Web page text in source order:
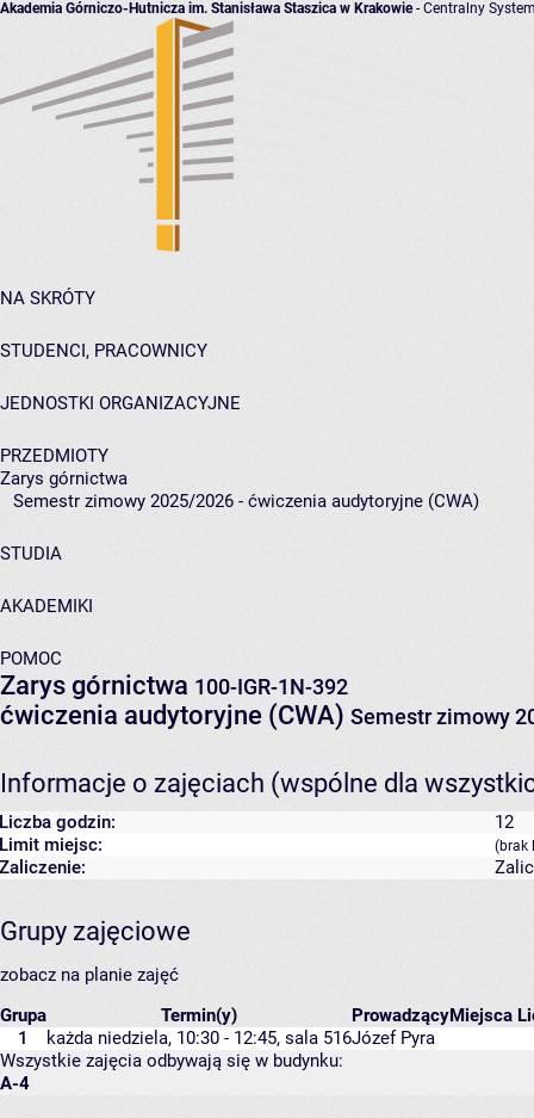
Akademia Górniczo-Hutnicza im. Stanisława Staszica w Krakowie- Centralny
NA SKRÓTY
STUDENCI, PRACOWNICY
JEDNOSTKI ORGANIZACYJNE
PRZEDMIOTY
Zarys górnictwa
Semestr zimowy 2025/2026 - ćwiczenia audytoryjne (CWA)
STUDIA
AKADEMIKI
POMOC
Zarys górnictwa 100-IGR-1N-392
ćwiczenia audytoryjne (CWA) Semestr zimowy
Informacje o zajęciach (wspólne dla
Liczba godzin:
12
Limit miejsc:
(brak
Zaliczenie:
Grupy zajęciowe
zobacz na planie zajęć
Grupa
Termin(y) ProwadzącyMiejsca
1
każda niedziela, 10:30 - 12:45, sala 516Józef Pyra
Wszystkie zajęcia odbywają się w budynku:
A-4